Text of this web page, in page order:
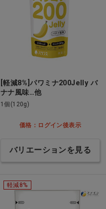
[軽減8%]パワミナ200Jelly バ
ナナ風味…他
1個(120g)
価格：ログイン後表示
バリエーションを見る
軽減8%